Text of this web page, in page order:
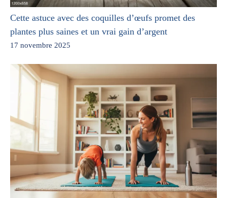
Cette astuce avec des coquilles d’œufs promet des
plantes plus saines et un vrai gain d’argent
17 novembre 2025